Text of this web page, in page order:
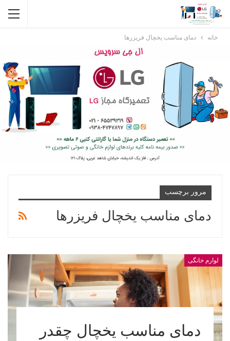
خانه دمای مناسب یخچال فریزرها
مرور برچسب
دمای مناسب یخچال فریزرها
لوارم خانگی
دمای مناسب یخچال چقدر